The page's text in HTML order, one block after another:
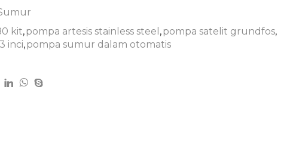
kit,pompa artesis stainless steel ,pompa satelit grundfos,
inci,pompa sumur dalam otomatis